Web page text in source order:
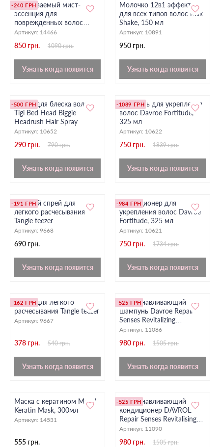
-240 ГРН
Несмываемый мист-
эссенция для
поврежденных волос
UNOVE Water Essence
Артикул: 14466
850 грн. 1090 грн.
Узнать когда появится
Молочко 12в1 эффектов
для всех типов волос Milk
Shake, 150 мл
Артикул: 10891
950 грн.
Узнать когда появится
-500 ГРН
Спрей для блеска волос
Tigi Bed Head Biggie
Headrush Hair Spray
Артикул: 10652
290 грн. 790 грн.
Узнать когда появится
-1089 ГРН
Шампунь для укрепления
волос Davroe Fortitude,
325 мл
Артикул: 10622
750 грн. 1839 грн.
Узнать когда появится
-191 ГРН
Детский спрей для
легкого расчесывания
Tangle teezer
Артикул: 9668
690 грн.
Узнать когда появится
-984 ГРН
Кондиционер для
укрепления волос Davroe
Fortitude, 325 мл
Артикул: 10621
750 грн. 1734 грн.
Узнать когда появится
-162 ГРН
Спрей для легкого
расчесывания Tangle teezer
Артикул: 9667
378 грн. 540 грн.
Узнать когда появится
-525 ГРН
Восстанавливающий
шампунь Davroe Repair
Senses Revitalizing
Shampoo, 325 мл
Артикул: 11086
980 грн. 1505 грн.
Узнать когда появится
Маска с кератином Mood
Keratin Mask, 300мл
Артикул: 14531
555 грн.
-525 ГРН
Восстанавливающий
кондиционер DAVROE
Repair Senses Revitalising
Conditioner, 325 мл
Артикул: 11090
980 грн. 1505 грн.